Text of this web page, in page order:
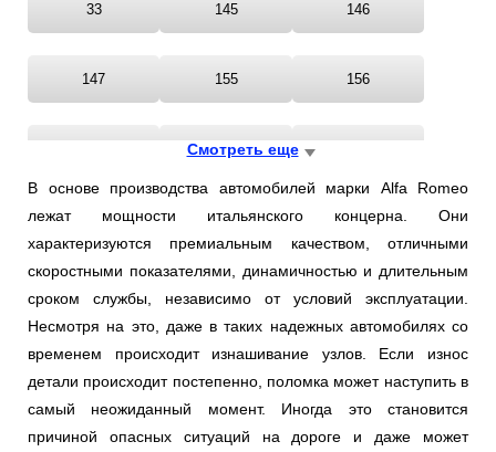
33 145 146
147 155 156
164
168 4C 75
GTV MITO RZ
SPIDER
Смотреть еще
В основе производства автомобилей марки Alfa Romeo
лежат мощности итальянского концерна. Они
характеризуются премиальным качеством, отличными
скоростными показателями, динамичностью и длительным
сроком службы, независимо от условий эксплуатации.
Несмотря на это, даже в таких надежных автомобилях со
временем происходит изнашивание узлов. Если износ
детали происходит постепенно, поломка может наступить в
самый неожиданный момент. Иногда это становится
причиной опасных ситуаций на дороге и даже может